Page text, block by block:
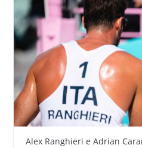
Alex Ranghieri e Adrian